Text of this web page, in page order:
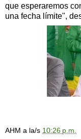
que esperaremos
una fecha límite",
AHM a la/s 10:26 p.m.